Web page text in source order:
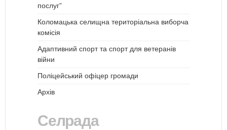
послуг”
Коломацька селищна територіальна виборча
комісія
Адаптивний спорт та спорт для ветеранів
війни
Поліцейський офіцер громади
Архів
Селрада